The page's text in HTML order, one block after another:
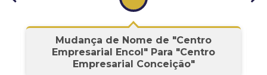
Mudança de Nome de "Centro
Empresarial Encol" Para "Centro
Empresarial Conceição"